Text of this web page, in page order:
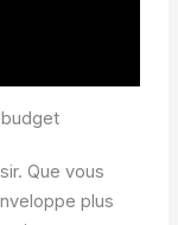
Que vous
plus